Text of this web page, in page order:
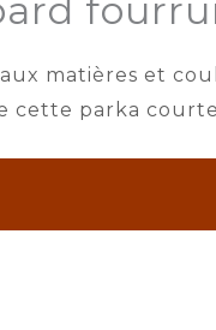
matières et
cette parka